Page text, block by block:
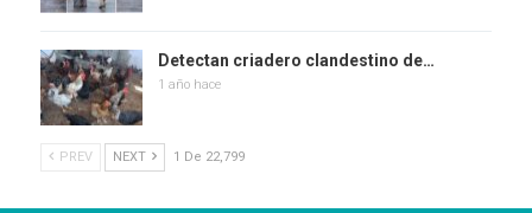
Detectan criadero clandestino de…
1 año hace
PREV NEXT 1 De 22,799